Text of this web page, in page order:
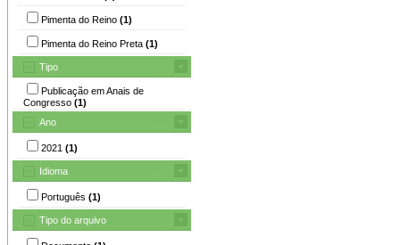
Pimenta do Reino (1)
Pimenta do Reino Preta (1)
Tipo
Publicação em Anais de
Congresso (1)
Ano
2021 (1)
Idioma
Português (1)
Tipo do arquivo